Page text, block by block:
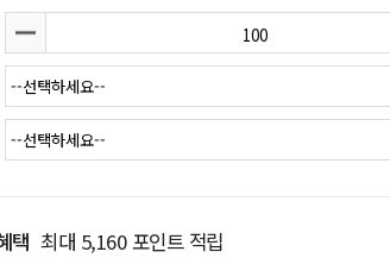
택 최대 5,160포인트 적립